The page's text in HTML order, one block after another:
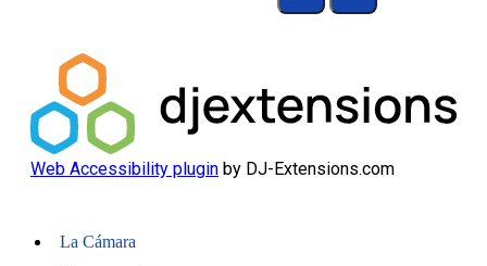
Web Accessibility plugin by DJ-Extensions.com
La Cámara